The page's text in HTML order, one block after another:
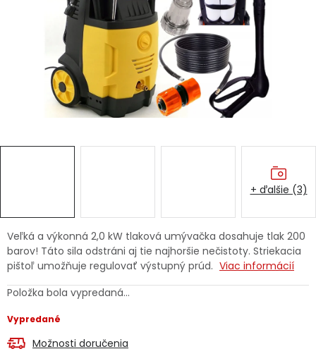
Ochranné pracovné pomôcky
Vianoce
Fotovoltaika
Servis náradia Hodnotenie obchodu
Doprava a platba Váš zákaznícky účet
Kontakty
Veľká a výkonná 2,0 kW tlaková umývačka dosahuje tlak 200
barov! Táto sila odstráni aj tie najhoršie nečistoty. Striekacia
pištoľ umožňuje regulovať výstupný prúd. Viac informácií
Položka bola vypredaná…
Vypredané
Možnosti doručenia
+ ďalšie (3)